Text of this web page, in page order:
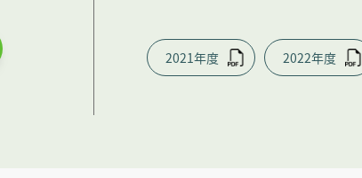
2021年度 2022年度